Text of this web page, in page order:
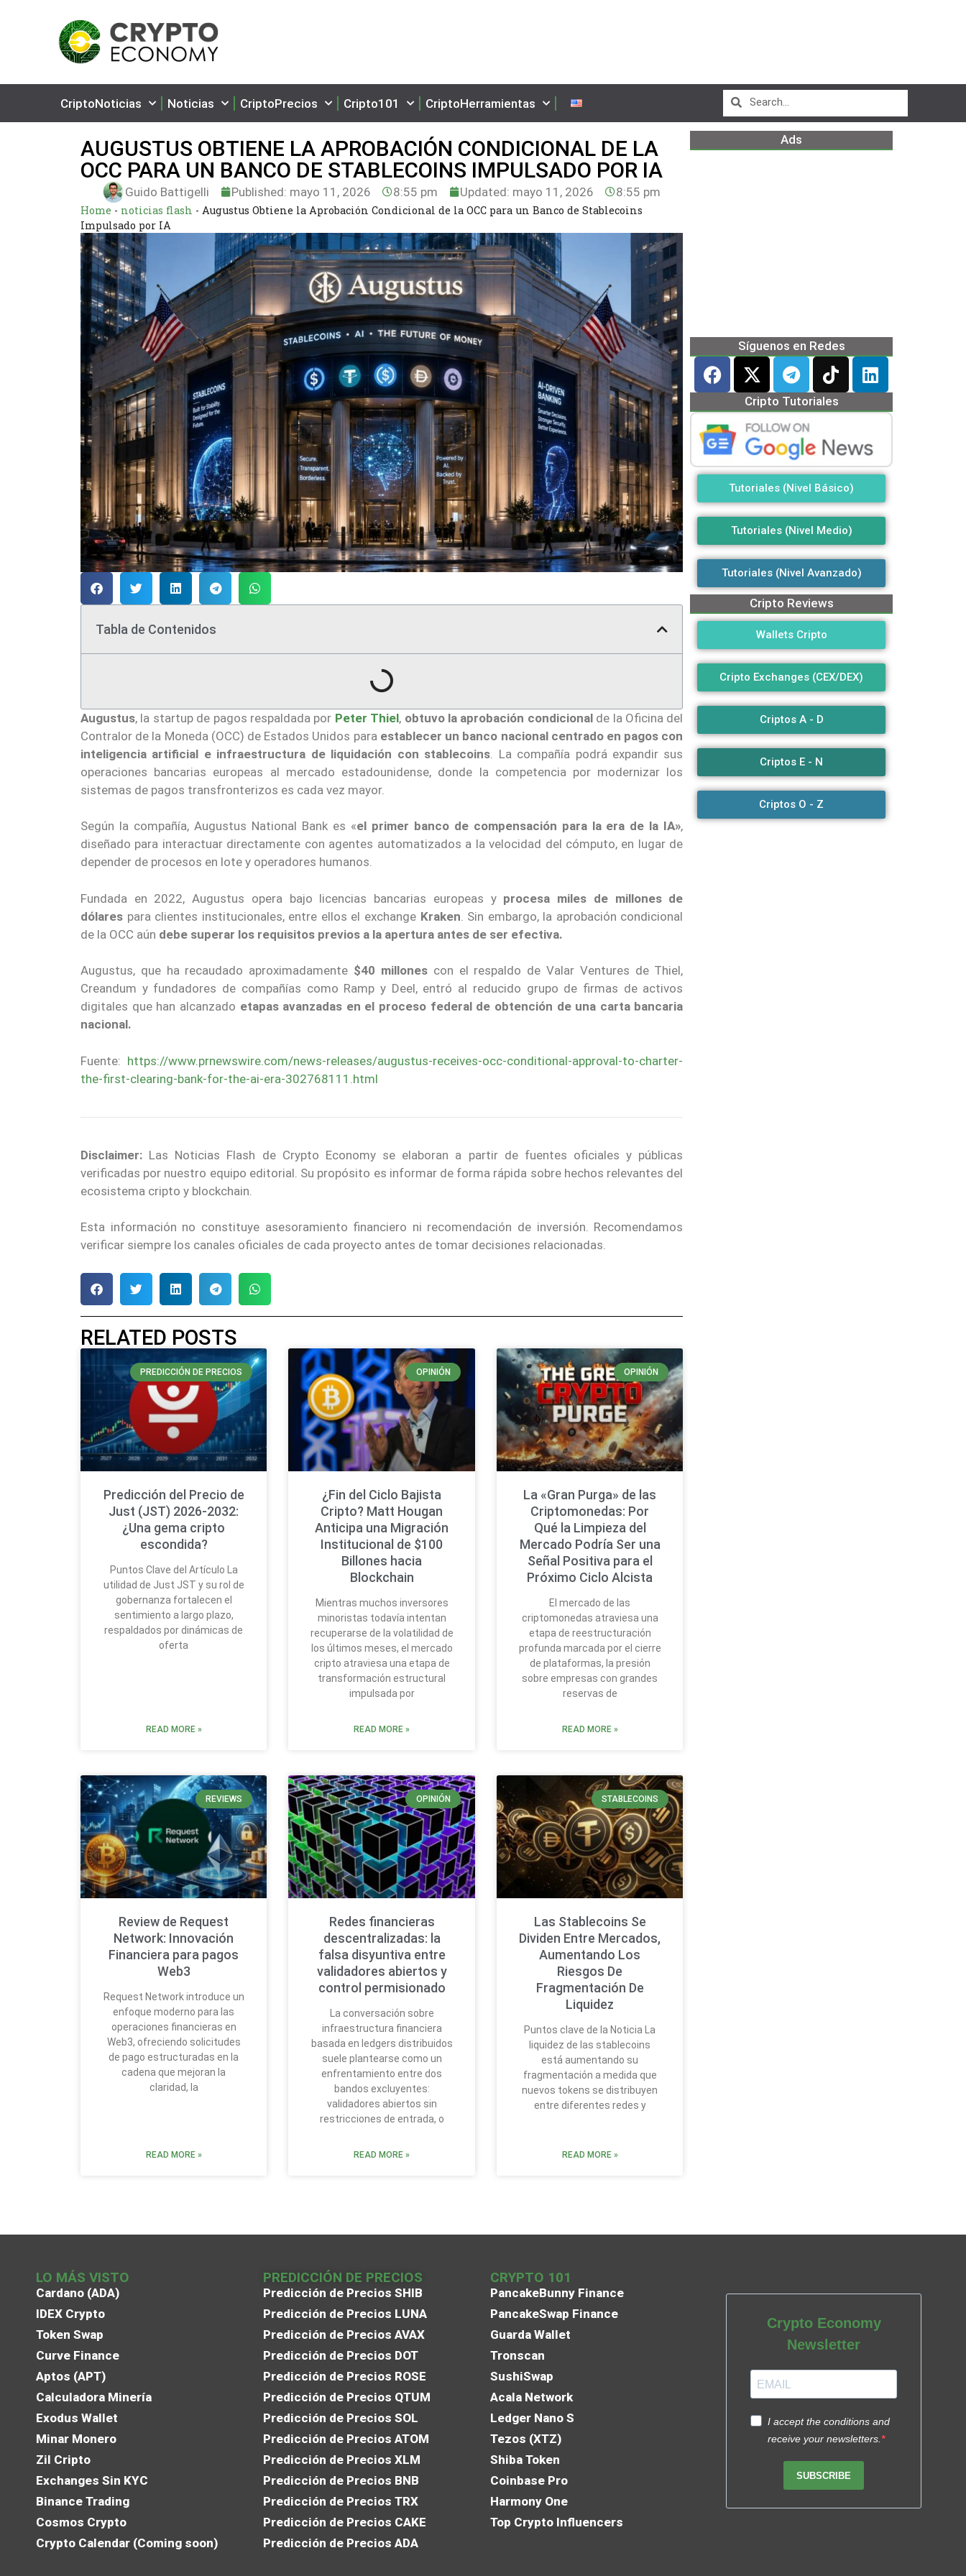
CriptoNoticias Noticias CriptoPrecios Cripto101 CriptoHerramientas
AUGUSTUS OBTIENE LA APROBACIÓN CONDICIONAL DE LA
OCC PARA UN BANCO DE STABLECOINS IMPULSADO POR IA
Guido Battigelli Published: mayo 11, 2026 8:55 pm Updated: mayo 11, 2026 8:55 pm
Home - noticias flash - Augustus Obtiene la Aprobación Condicional de la OCC para un Banco de Stablecoins
Impulsado por IA
Tabla de Contenidos
Augustus, la startup de pagos respaldada por Peter Thiel, obtuvo la aprobación condicionalde la Oficina del
Contralor de la Moneda (OCC) de Estados Unidos para establecer un banco nacional centrado en pagos con
inteligencia artificial e infraestructura de liquidación con stablecoins . La compañía podrá expandir sus
operaciones bancarias europeas al mercado estadounidense, donde la competencia por modernizar los
sistemas de pagos transfronterizos es cada vez mayor.
Según la compañía, Augustus National Bank es «el primer banco de compensación para la era de la IA»,
diseñado para interactuar directamente con agentes automatizados a la velocidad del cómputo, en lugar de
depender de procesos en lote y operadores humanos.
Fundada en 2022, Augustus opera bajo licencias bancarias europeas y procesa miles de millones de
dólares para clientes institucionales, entre ellos el exchange Kraken . Sin embargo, la aprobación condicional
de la OCC aún debe superar los requisitos previos a la apertura antes de ser efectiva.
Augustus, que ha recaudado aproximadamente $40 millonescon el respaldo de Valar Ventures de Thiel,
Creandum y fundadores de compañías como Ramp y Deel, entró al reducido grupo de firmas de activos
digitales que han alcanzado etapas avanzadas en el proceso federal de obtención de una carta bancaria
nacional.
Fuente: https://www.prnewswire.com/news-releases/augustus-receives-occ-conditional-approval-to-charter-
the-first-clearing-bank-for-the-ai-era-302768111.html
Disclaimer: Las Noticias Flash de Crypto Economy se elaboran a partir de fuentes oficiales y públicas
verificadas por nuestro equipo editorial. Su propósito es informar de forma rápida sobre hechos relevantes del
ecosistema cripto y blockchain.
Esta información no constituye asesoramiento financiero ni recomendación de inversión. Recomendamos
verificar siempre los canales oficiales de cada proyecto antes de tomar decisiones relacionadas.
RELATED POSTS
PREDICCIÓN DE PRECIOS
Predicción del Precio de
Just (JST) 2026-2032:
¿Una gema cripto
escondida?
Puntos Clave del Artículo La
utilidad de Just JST y su rol de
gobernanza fortalecen el
sentimiento a largo plazo,
respaldados por dinámicas de
oferta
READ MORE »
OPINIÓN
¿Fin del Ciclo Bajista
Cripto? Matt Hougan
Anticipa una Migración
Institucional de $100
Billones hacia
Blockchain
Mientras muchos inversores
minoristas todavía intentan
recuperarse de la volatilidad de
los últimos meses, el mercado
cripto atraviesa una etapa de
transformación estructural
impulsada por
READ MORE »
OPINIÓN
La «Gran Purga» de las
Criptomonedas: Por
Qué la Limpieza del
Mercado Podría Ser una
Señal Positiva para el
Próximo Ciclo Alcista
El mercado de las
criptomonedas atraviesa una
etapa de reestructuración
profunda marcada por el cierre
de plataformas, la presión
sobre empresas con grandes
reservas de
READ MORE »
REVIEWS
Review de Request
Network: Innovación
Financiera para pagos
Web3
Request Network introduce un
enfoque moderno para las
operaciones financieras en
Web3, ofreciendo solicitudes
de pago estructuradas en la
cadena que mejoran la
claridad, la
READ MORE »
OPINIÓN
Redes financieras
descentralizadas: la
falsa disyuntiva entre
validadores abiertos y
control permisionado
La conversación sobre
infraestructura financiera
basada en ledgers distribuidos
suele plantearse como un
enfrentamiento entre dos
bandos excluyentes:
validadores abiertos sin
restricciones de entrada, o
READ MORE »
STABLECOINS
Las Stablecoins Se
Dividen Entre Mercados,
Aumentando Los
Riesgos De
Fragmentación De
Liquidez
Puntos clave de la Noticia La
liquidez de las stablecoins
está aumentando su
fragmentación a medida que
nuevos tokens se distribuyen
entre diferentes redes y
READ MORE »
Ads
Síguenos en Redes
Cripto Tutoriales
Tutoriales (Nivel Básico)
Tutoriales (Nivel Medio)
Tutoriales (Nivel Avanzado)
Cripto Reviews
Wallets Cripto
Cripto Exchanges (CEX/DEX)
Criptos A - D
Criptos E - N
Criptos O - Z
LO MÁS VISTO
Cardano (ADA)
IDEX Crypto
Token Swap
Curve Finance
Aptos (APT)
Calculadora Minería
Exodus Wallet
Minar Monero
Zil Cripto
Exchanges Sin KYC
Binance Trading
Cosmos Crypto
Crypto Calendar (Coming soon)
PREDICCIÓN DE PRECIOS
Predicción de Precios SHIB
Predicción de Precios LUNA
Predicción de Precios AVAX
Predicción de Precios DOT
Predicción de Precios ROSE
Predicción de Precios QTUM
Predicción de Precios SOL
Predicción de Precios ATOM
Predicción de Precios XLM
Predicción de Precios BNB
Predicción de Precios TRX
Predicción de Precios CAKE
Predicción de Precios ADA
CRYPTO 101
PancakeBunny Finance
PancakeSwap Finance
Guarda Wallet
Tronscan
SushiSwap
Acala Network
Ledger Nano S
Tezos (XTZ)
Shiba Token
Coinbase Pro
Harmony One
Top Crypto Influencers
Crypto Economy
Newsletter
I accept the conditions and
receive your newsletters.
SUBSCRIBE